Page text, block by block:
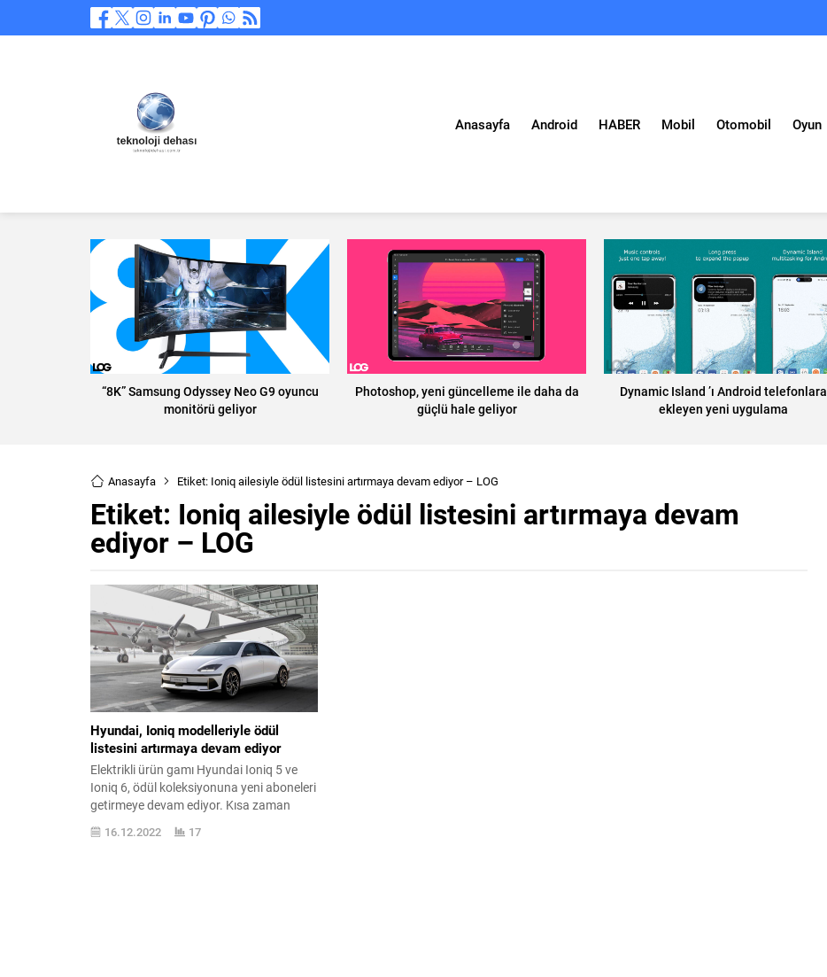
Anasayfa Android HABER Mobil Otomobil Oyun
“8K” Samsung Odyssey Neo G9 oyuncu
monitörü geliyor
Photoshop, yeni güncelleme ile daha da
güçlü hale geliyor
Dynamic Island ’ı Android telefonlara
ekleyen yeni uygulama
Anasayfa Etiket: Ioniq ailesiyle ödül listesini artırmaya devam ediyor – LOG
Etiket: Ioniq ailesiyle ödül listesini artırmaya devam
ediyor – LOG
Hyundai, Ioniq modelleriyle ödül
listesini artırmaya devam ediyor
Elektrikli ürün gamı Hyundai Ioniq 5 ve
Ioniq 6, ödül koleksiyonuna yeni aboneleri
getirmeye devam ediyor. Kısa zaman
evvel Japonya ve Amerika ’da ödüller
alan Hyundai Ioniq markası, değişik bölge
16.12.2022 17